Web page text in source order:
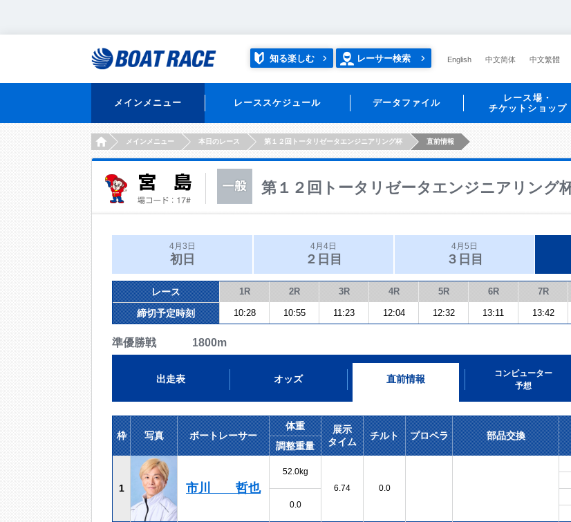
知る楽しむ レーサー検索 English 中文简体 中文繁體
メインメニュー レーススケジュール データファイル
レース場・
チケットショップ
HOMEメインメニュー 本日のレース 第１２回トータリゼータエンジニアリング杯 直前情報
第１２回トータリゼータエンジニアリング
4月3日
初日
4月4日
２日目
4月5日
３日目
レース 1R 2R 3R 4R 5R 6R 7R
締切予定時刻 10:28 10:55 11:23 12:04 12:32 13:11 13:42
準優勝戦 1800m
出走表 オッズ 直前情報
コンピューター
予想
枠 写真 ボートレーサー
体重
展示
タイム
チルト プロペラ 部品交換
調整重量
1 市川 哲也
52.0kg
6.74
0.0
0.0